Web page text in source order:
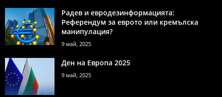
Радев и евродезинформацията:
Референдум за еврото или кремълска
манипулация?
9 май, 2025
Ден на Европа 2025
9 май, 2025